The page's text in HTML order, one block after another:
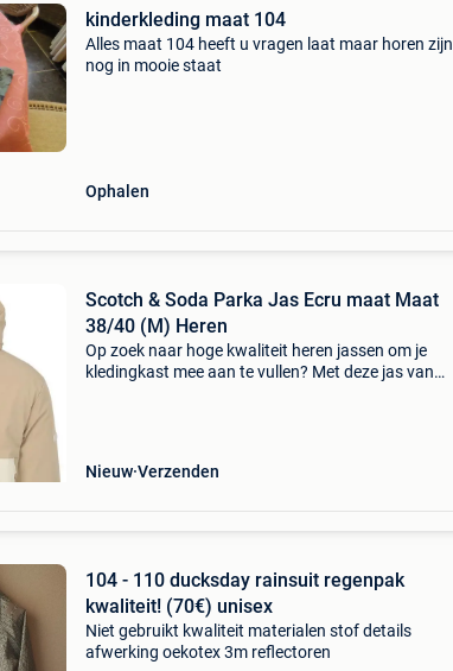
kinderkleding maat 104
Alles maat 104 heeft u vragen laat maar horen zijn
nog in mooie staat
Ophalen
Scotch & Soda Parka Jas Ecru maat Maat
38/40 (M) Heren
Op zoek naar hoge kwaliteit heren jassen om je
kledingkast mee aan te vullen? Met deze jas van
Nieuw Verzenden
104 - 110 ducksday rainsuit regenpak
kwaliteit! (70€) unisex
Niet gebruikt kwaliteit materialen stof details
afwerking oekotex 3m reflectoren